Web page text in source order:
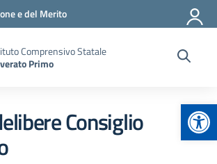
e del Merito
Comprensivo Statale
Primo
Consiglio